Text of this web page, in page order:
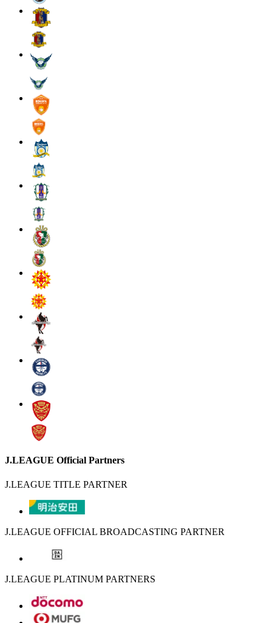
J.LEAGUE Official Partners
J.LEAGUE TITLE PARTNER
J.LEAGUE OFFICIAL BROADCASTING PARTNER
J.LEAGUE PLATINUM PARTNERS